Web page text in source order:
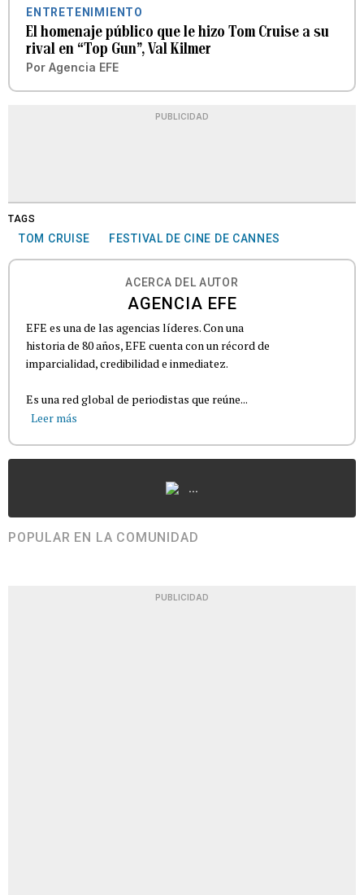
ENTRETENIMIENTO
El homenaje público que le hizo Tom Cruise a su
rival en “Top Gun”, Val Kilmer
Por Agencia EFE
PUBLICIDAD
TAGS
TOM CRUISE FESTIVAL DE CINE DE CANNES
ACERCA DEL AUTOR
AGENCIA EFE
EFE es una de las agencias líderes. Con una
historia de 80 años, EFE cuenta con un récord de
imparcialidad, credibilidad e inmediatez.
Es una red global de periodistas que reúne...
Leer más
...
POPULAR EN LA COMUNIDAD
PUBLICIDAD